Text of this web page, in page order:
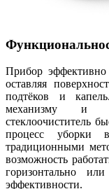
Прибор эффективно
оставляя
подтёков и
механизму и
стеклоочиститель
процесс уборки
традиционными
возможность
горизонтально
эффективности.